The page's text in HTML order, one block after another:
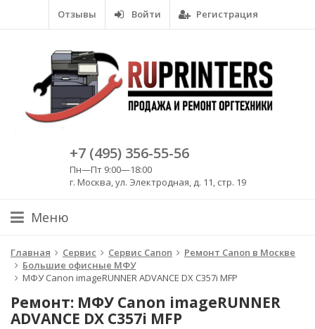
Отзывы Войти Регистрация
+7 (495) 356-55-56
Пн—Пт 9:00—18:00
г. Москва, ул. Электродная, д. 11, стр. 19
Меню
Главная Сервис Сервис Canon
Ремонт Canon в Москве
Большие офисные МФУ
МФУ Canon imageRUNNER ADVANCE DX C357i MFP
Ремонт: МФУ Canon imageRUNNER
ADVANCE DX C357i MFP